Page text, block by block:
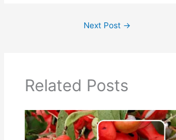
Next Post →
Related Posts